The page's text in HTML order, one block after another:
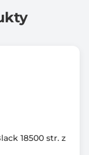
M454fw,
18500 str. z